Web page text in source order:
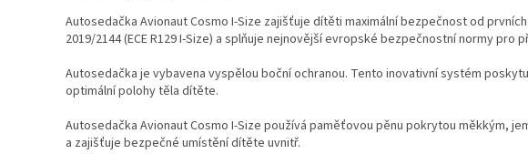
Autosedačka Avionaut Cosmo I-Size zajišťuje dítěti maximální bezpečnost od
2019/2144 (ECE R129 I-Size) a splňuje nejnovější evropské bezpečnostní normy pro
Autosedačka je vybavena vyspělou boční ochranou. Tento inovativní systém
optimální polohy těla dítěte.
Autosedačka Avionaut Cosmo I-Size používá paměťovou pěnu pokrytou měkkým,
a zajišťuje bezpečné umístění dítěte uvnitř.